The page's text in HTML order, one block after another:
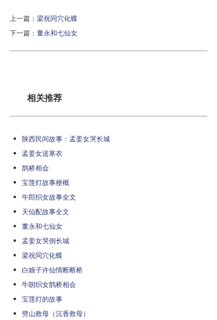
上一篇： 梁祝同穴化蝶
下一篇： 董永和七仙女
相关推荐
陕西民间故事：孟姜女哭长城
孟姜女送寒衣
鹊桥相会
宝莲灯故事梗概
牛郎织女故事全文
天仙配故事全文
董永和七仙女
孟姜女哭倒长城
梁祝同穴化蝶
白娘子许仙情断断桥
牛朗织女鹊桥相会
宝莲灯的故事
劈山救母（沉香救母）